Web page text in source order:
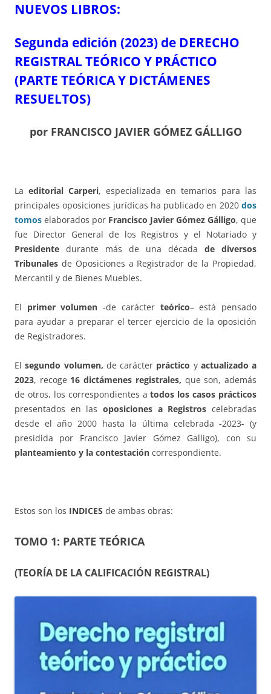
NUEVOS LIBROS:
Segunda edición (2023) de DERECHO
REGISTRAL TEÓRICO Y PRÁCTICO
(PARTE TEÓRICA Y DICTÁMENES
RESUELTOS)
por FRANCISCO JAVIER GÓMEZ GÁLLIGO
La editorial Carperi, especializada en temarios para las
principales oposiciones jurídicas ha publicado en 2020 dos
tomos elaborados por Francisco Javier Gómez Gálligo, que
fue Director General de los Registros y el Notariado y
Presidente durante más de una década de diversos
Tribunales de Oposiciones a Registrador de la Propiedad,
Mercantil y de Bienes Muebles.
El primer volumen -de carácter teórico– está pensado
para ayudar a preparar el tercer ejercicio de la oposición
de Registradores.
Elsegundo volumen, de carácter práctico y actualizado a
2023, recoge 16 dictámenes registrales, que son, además
de otros, los correspondientes atodos los casos prácticos
presentados en las oposiciones a Registros celebradas
desde el año 2000 hasta la última celebrada -2023- (y
presidida por Francisco Javier Gómez Galligo), con su
planteamiento y la contestación correspondiente.
Estos son los INDICES de ambas obras:
TOMO 1: PARTE TEÓRICA
(TEORÍA DE LA CALIFICACIÓN REGISTRAL)